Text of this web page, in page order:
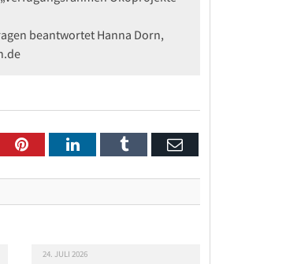
beantwortet Hanna Dorn,
PinterestLinkedInTumblr Email
24. JULI 2026